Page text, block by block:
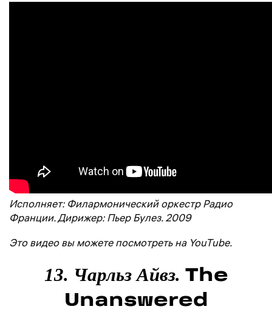
Исполняет: Филармонический оркестр Радио
Франции. Дирижер: Пьер Булез. 2009
Это видео вы можете посмотреть на YouTube.
13. Чарльз Айвз. The
Unanswered